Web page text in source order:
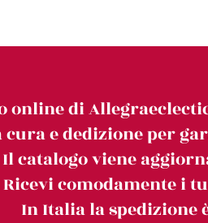
online di
cura e dedizione per
Il catalogo viene
Ricevi comodamente i
In Italia la spedizione